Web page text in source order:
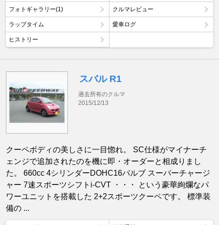
フォトギャラリー(1) クルマレビュー
ラップタイム 愛車ログ
ヒストリー
スバル R1
過去所有のクルマ
2015/12/13
クーペボディの美しさに一目惚れ。 SC仕様がマイナーチ
ェンジで追加されたのを機に即・オーダーと相成りまし
た。 660cc 4シリンダーDOHC16バルブ スーパーチャージ
ャー 7速スポーツシフトi-CVT ・・・ という豪華絢爛なパ
ワーユニットを搭載した 2+2スポーツクーペです。 標準装
備の ...